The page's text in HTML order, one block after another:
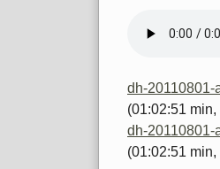
dh-20110801-
(01:02:51
dh-20110801-
(01:02:51